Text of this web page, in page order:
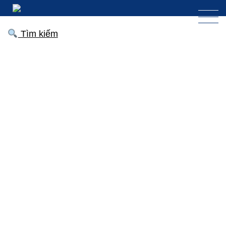
Tìm kiếm